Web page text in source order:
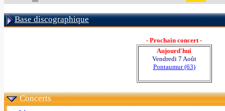
Base discographique
- Prochain concert -
Aujourd'hui
Vendredi 7 Août
Pontaumur (63)
Concerts